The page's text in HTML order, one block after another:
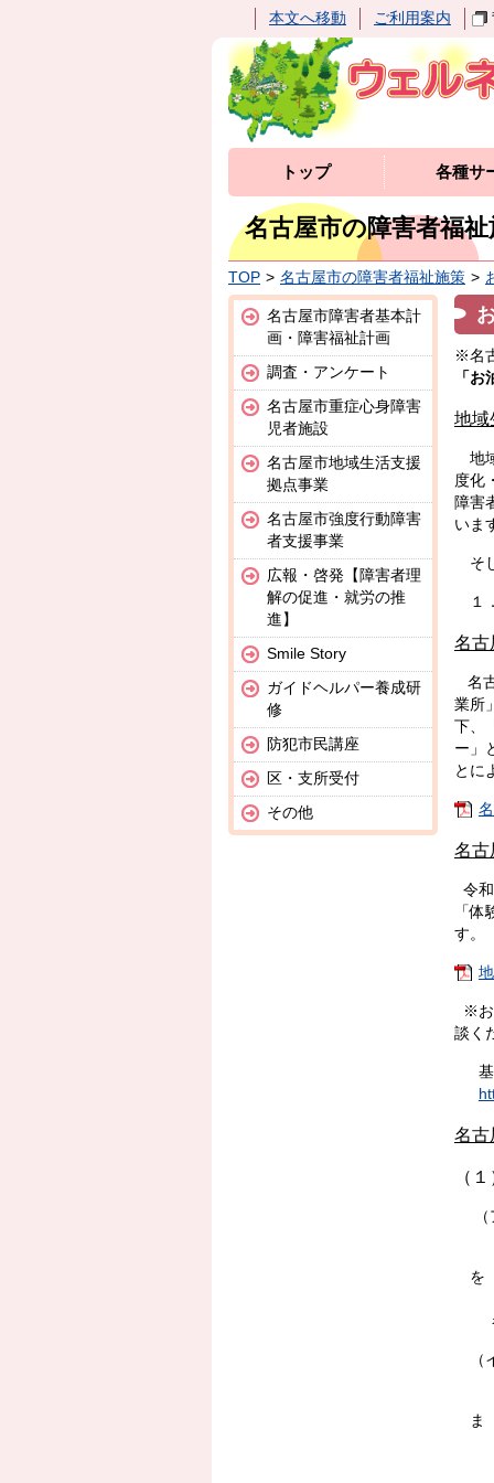
本文へ移動 ご利用案内
トップ 各種サ
名古屋市の障害者福祉
TOP 名古屋市の障害者福祉施策
※名
「お
地域
地
度化
障害
いま
そ
１
名古
名
業所
下、
ー」
とに
名古
令
「
す。
※お
談く
基
名古
（
（
を
①
ま
名古屋市障害者基本計
画・障害福祉計画
調査・アンケート
名古屋市重症心身障害
児者施設
名古屋市地域生活支援
拠点事業
名古屋市強度行動障害
者支援事業
広報・啓発【障害者理
解の促進・就労の推
進】
Smile Story
ガイドヘルパー養成研
修
防犯市民講座
区・支所受付
その他